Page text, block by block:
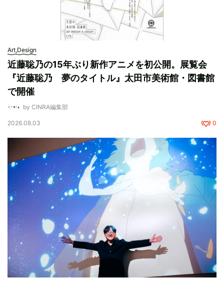
Art,Design
近藤聡乃の15年ぶり新作アニメを初公開。展覧会
『近藤聡乃 夢のタイトル』太田市美術館・図書館
で開催
by CINRA編集部
2026.08.03 0